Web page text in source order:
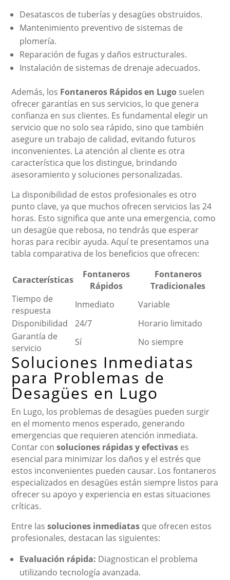
Desatascos de tuberías y desagües obstruidos.
Mantenimiento preventivo de sistemas de
plomería.
Reparación de fugas y daños estructurales.
Instalación de sistemas de drenaje adecuados.
Además, los Fontaneros Rápidos en Lugo suelen
ofrecer garantías en sus servicios, lo que genera
confianza en sus clientes. Es fundamental elegir un
servicio que no solo sea rápido, sino que también
asegure un trabajo de calidad, evitando futuros
inconvenientes. La atención al cliente es otra
característica que los distingue, brindando
asesoramiento y soluciones personalizadas.
La disponibilidad de estos profesionales es otro
punto clave, ya que muchos ofrecen servicios las 24
horas. Esto significa que ante una emergencia, como
un desagüe que rebosa, no tendrás que esperar
horas para recibir ayuda. Aquí te presentamos una
tabla comparativa de los beneficios que ofrecen:
Características
Fontaneros
Rápidos
Fontaneros
Tradicionales
Tiempo de
respuesta
Inmediato
Variable
Disponibilidad
24/7
Horario limitado
Garantía de
servicio
Sí No siempre
Soluciones Inmediatas
para Problemas de
Desagües en Lugo
En Lugo, los problemas de desagües pueden surgir
en el momento menos esperado, generando
emergencias que requieren atención inmediata.
Contar consoluciones rápidas y efectivas es
esencial para minimizar los daños y el estrés que
estos inconvenientes pueden causar. Los fontaneros
especializados en desagües están siempre listos para
ofrecer su apoyo y experiencia en estas situaciones
críticas.
Entre lassoluciones inmediatas que ofrecen estos
profesionales, destacan las siguientes:
Evaluación rápida: Diagnostican el problema
utilizando tecnología avanzada.